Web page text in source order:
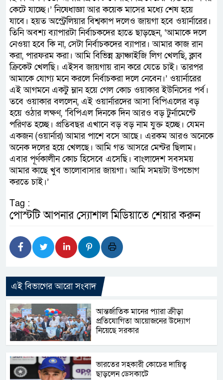
কেটে যাচ্ছে।’ নিষেধাজ্ঞা আর কয়েক মাসের মধ্যে শেষ হয়ে
যাবে। হয়ত অস্ট্রেলিয়ার বিশ্বকাপ দলেও জায়গা হবে ওয়ার্নারের।
তিনি অবশ্য ব্যাপারটা নির্বাচকদের হাতে ছাড়ছেন, ‘আমাকে দলে
নেওয়া হবে কি না, সেটা নির্বাচকদের ব্যাপার। আমার কাজ রান
করা, পারফরম করা। আমি বিভিন্ন ফ্রাঞ্চাইজি লিগ খেলছি, ক্লাব
ক্রিকেট খেলছি। এইসব জায়গায় রান করে যেতে চাই। তারপর
আমাকে যোগ্য মনে করলে নির্বাচকরা দলে নেবেন।’ ওয়ার্নারের
এই আগমনে একটু ম্লান হয়ে গেল কোচ ওয়াকার ইউনিসের পর্ব।
তবে ওয়াকার বললেন, এই ওয়ার্নারদের আসা বিপিএলের বড়
হয়ে ওঠার লক্ষণ, ‘বিপিএল দিনকে দিন আরও বড় টুর্নামেন্টে
পরিণত হচ্ছে। প্রতিবছর এখানে বড় বড় নাম যুক্ত হচ্ছে। যেমন
একজন (ওয়ার্নার) আমার পাশে বসে আছে। এরকম আরও অনেকে
অনেক দলের হয়ে খেলছে। আমি গত আসরে মেন্টর ছিলাম।
এবার পূর্ণকালীন কোচ হিসেবে এসেছি। বাংলাদেশ সবসময়
আমার কাছে খুব ভালোবাসার জায়গা। আমি সময়টা উপভোগ
করতে চাই।’
Tag :
পোস্টটি আপনার স্যোশাল মিডিয়াতে শেয়ার করুন
এই বিভাগের আরো সংবাদ
আন্তর্জাতিক মানের প্যারা ক্রীড়া
প্রতিযোগিতা আয়োজনের উদ্যোগ
নিয়েছে সরকার
ভারতের সহকারী কোচের দায়িত্ব
ছাড়লেন ডেসকাটে